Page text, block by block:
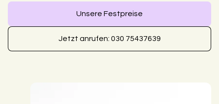
Unsere Festpreise
Jetzt anrufen: 030 75437639